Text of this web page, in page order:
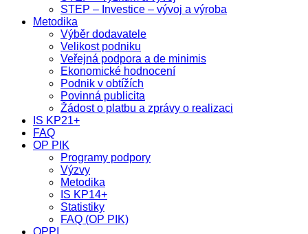
STEP – Investice – vývoj a výroba
Metodika
Výběr dodavatele
Velikost podniku
Veřejná podpora a de minimis
Ekonomické hodnocení
Podnik v obtížích
Povinná publicita
Žádost o platbu a zprávy o realizaci
IS KP21+
FAQ
OP PIK
Programy podpory
Výzvy
Metodika
IS KP14+
Statistiky
FAQ (OP PIK)
OPPI